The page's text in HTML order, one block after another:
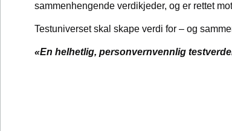
sammenhengende verdikjeder, og er rettet
Testuniverset skal skape verdi for – og
«En helhetlig, personvernvennlig